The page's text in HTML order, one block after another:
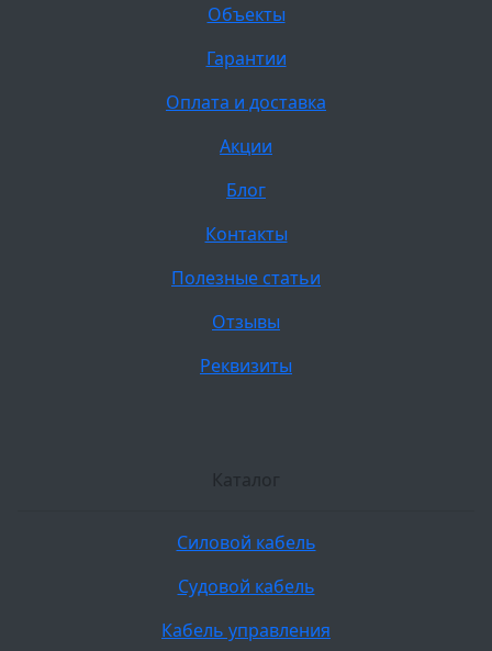
Объекты
Гарантии
Оплата и доставка
Акции
Блог
Контакты
Полезные статьи
Отзывы
Реквизиты
Каталог
Силовой кабель
Судовой кабель
Кабель управления